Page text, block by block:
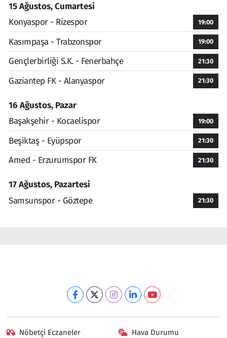
15 Ağustos, Cumartesi
Konyaspor - Rizespor
19:00
Kasımpaşa - Trabzonspor 19:00
Gençlerbirliği S.K. - Fenerbahçe 21:30
Gaziantep FK - Alanyaspor 21:30
16 Ağustos, Pazar
Başakşehir - Kocaelispor
19:00
Beşiktaş - Eyüpspor 21:30
Amed - Erzurumspor FK 21:30
17 Ağustos, Pazartesi
Samsunspor - Göztepe
21:30
Nöbetçi Eczaneler Hava Durumu